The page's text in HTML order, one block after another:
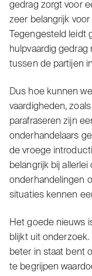
gedrag zorgt voor
zeer belangrijk
Tegengesteld leidt
hulpvaardig
tussen de partijen
Dus hoe kunnen
vaardigheden,
parafraseren zijn
onderhandelaars
de vroege
belangrijk bij
onderhandelingen
situaties kennen
Het goede nieuws
blijkt uit
beter in staat bent
te begrijpen